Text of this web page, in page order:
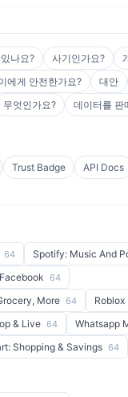
나요? 사기인가요?
에게 안전한가요? 대안
무엇인가요?
데이터를 판
Trust Badge API Docs
64 Spotify: Music And
Facebook 64
More 64 Roblox
& Live 64 Whatsapp
Shopping & Savings 64